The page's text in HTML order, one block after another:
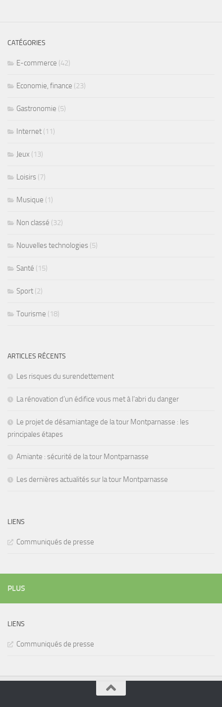
CATÉGORIES
E-commerce (42)
Economie, finance (23)
Gastronomie (5)
Internet (11)
Jeux (13)
Loisirs (7)
Musique (1)
Non classé (32)
Nouvelles technologies (5)
Santé (15)
Sport (2)
Tourisme (18)
ARTICLES RÉCENTS
Les risques du surendettement
La rénovation d’un édifice vous met à l’abri du danger
Le projet de désamiantage de la tour Montparnasse : les
principales étapes
Amiante : sécurité de la tour Montparnasse
Les dernières actualités sur la tour Montparnasse
LIENS
Communiqués de presse
PLUS
LIENS
Communiqués de presse